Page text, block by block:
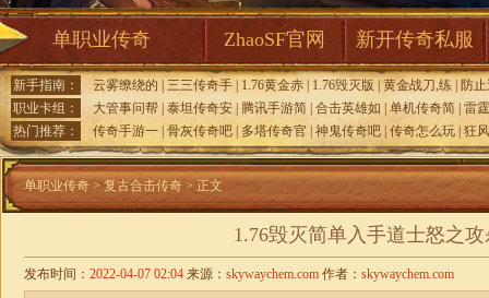
单职业传奇 ZhaoSF官网 新开传奇私服
新手指南： 云雾缭绕的 三三传奇手 1.76黄金赤 1.76毁灭版 黄金战刀,练
防
职业卡组：
大管事问帮 泰坦传奇安 腾讯手游简 合击英雄如 单机传奇简 雷
热门推荐：
传奇手游一 骨灰传奇吧 多塔传奇官 神鬼传奇吧 传奇怎么玩 狂
单职业传奇 > 复古合击传奇> 正文
1.76毁灭简单入手道士怒之攻
发布时间： 2022-04-07 02:04 来源： skywaychem.com 作者： skywaychem.com